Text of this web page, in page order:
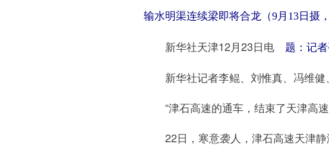
输水明渠连续梁即将合龙（9月13日摄
新华社天津12月23日电 题：记
新华社记者李鲲、刘惟真、冯维健
“津石高速的通车，结束了天津高速
22日，寒意袭人，津石高速天津静